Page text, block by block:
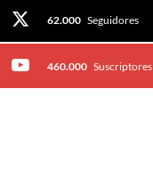
62.000 Seguidores
460.000 Suscriptores